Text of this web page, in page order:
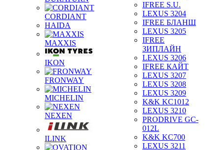
CORDIANT
HAIDA
MAXXIS
IKON
FRONWAY
MICHELIN
NEXEN
ILINK
IFREE S.U.
LEXUS 3204
IFREE БЛАНШ
LEXUS 3205
IFREE
ЗИПЛАЙН
LEXUS 3206
IFREE КАЙТ
LEXUS 3207
LEXUS 3208
LEXUS 3209
K&K KC1012
LEXUS 3210
PRODRIVE GC-
012L
K&K KC700
LEXUS 3211